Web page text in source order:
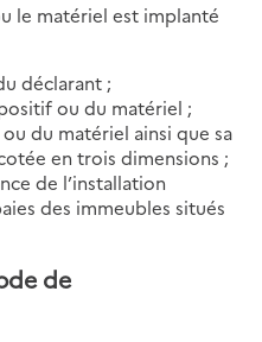
le matériel est implanté
déclarant ;
ou du matériel ;
du matériel ainsi que sa
en trois dimensions ;
de l’installation
des immeubles situés
de